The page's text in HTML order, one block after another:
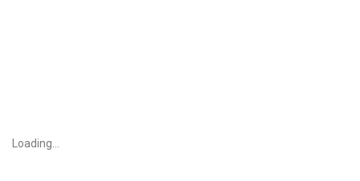
Loading...